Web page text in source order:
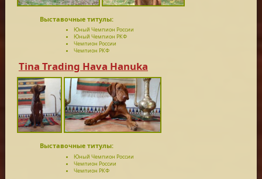
Выставочные титулы:
Юный Чемпион России
Юный Чемпион РКФ
Чемпион России
Чемпион РКФ
Tina Trading Hava Hanuka
Выставочные титулы:
Юный Чемпион России
Чемпион России
Чемпион РКФ